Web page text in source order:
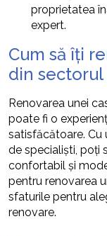
proprietatea
expert.
Cum să îți
din sectorul
Renovarea unei
poate fi o
satisfăcătoare. Cu
de specialiști, poți
confortabil și
pentru renovarea
sfaturile pentru
renovare.